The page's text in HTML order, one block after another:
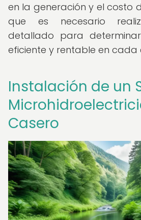
en la generación y el costo
que es necesario
detallado para
eficiente y rentable en cada
Instalación de un
Casero